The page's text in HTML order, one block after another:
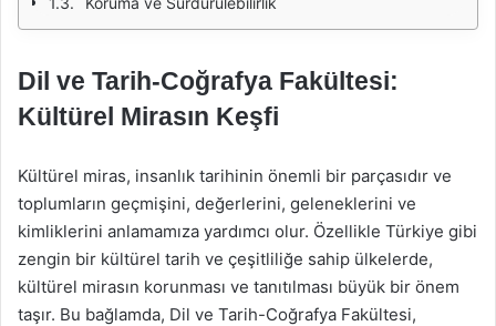
Dil ve Tarih-Coğrafya Fakültesi:
Kültürel Mirasın Keşfi
Kültürel miras, insanlık tarihinin önemli bir parçasıdır ve
toplumların geçmişini, değerlerini, geleneklerini ve
kimliklerini anlamamıza yardımcı olur. Özellikle Türkiye gibi
zengin bir kültürel tarih ve çeşitliliğe sahip ülkelerde,
kültürel mirasın korunması ve tanıtılması büyük bir önem
taşır. Bu bağlamda, Dil ve Tarih-Coğrafya Fakültesi,